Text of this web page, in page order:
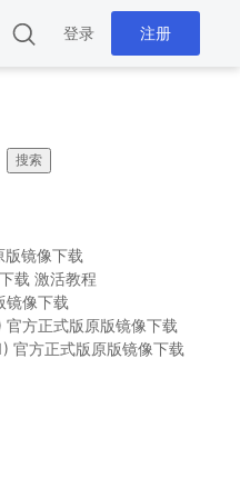
登录 注册
搜索
版镜像下载
载 激活教程
镜像下载
方正式版原版镜像下载
官方正式版原版镜像下载